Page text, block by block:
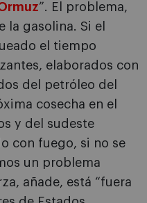
”. El problema,
la gasolina. Si el
el tiempo
elaborados con
del petróleo del
cosecha en el
y del sudeste
con fuego, si no se
un problema
añade, está “fuera